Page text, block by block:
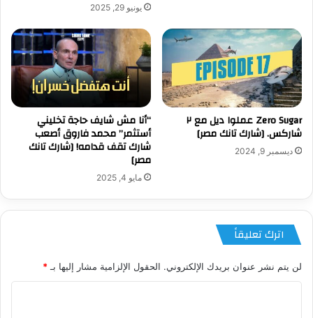
يونيو 29, 2025
Zero Sugar عملوا ديل مع ٢
شاركس. [شارك تانك مصر]
ديسمبر 9, 2024
“أنا مش شايف حاجة تخليني
أستثمر” محمد فاروق أصعب
شارك تقف قدامه! [شارك تانك
مصر]
مايو 4, 2025
اترك تعليقاً
لن يتم نشر عنوان بريدك الإلكتروني. الحقول الإلزامية مشار إليها بـ *